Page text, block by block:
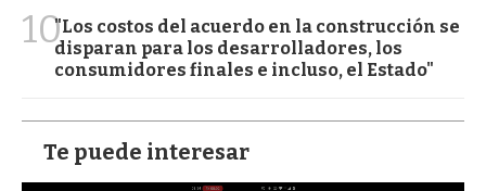
10"Los costos del acuerdo en la construcción se
disparan para los desarrolladores, los
consumidores finales e incluso, el Estado"
Te puede interesar